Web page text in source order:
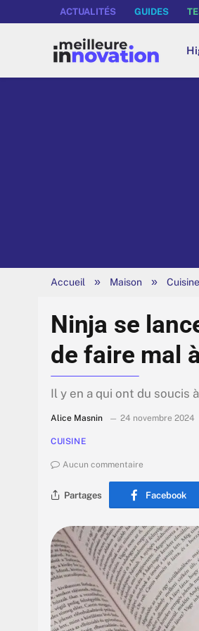
ACTUALITÉS GUIDES
Accueil » Maison » Cuisine
Ninja se
de faire mal
Il y en a qui ont du soucis
Alice Masnin 24 novembre 2024
CUISINE
Aucun commentaire
Partages Facebook